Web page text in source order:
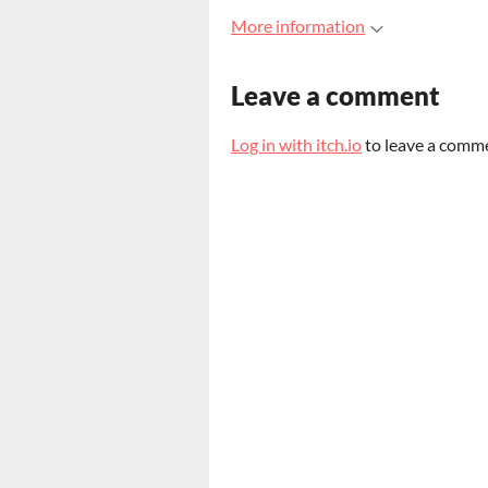
More information
Leave a comment
Log in with itch.ioto leave a